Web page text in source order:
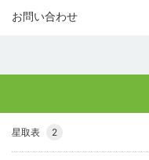
お問い合わせ
星取表 2